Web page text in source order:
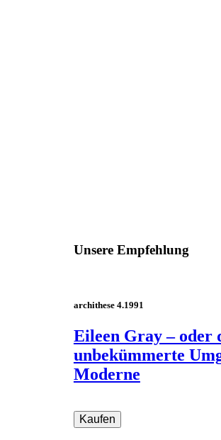
Unsere Empfehlung
archithese 4.1991
Eileen Gray – oder
unbekümmerte
Moderne